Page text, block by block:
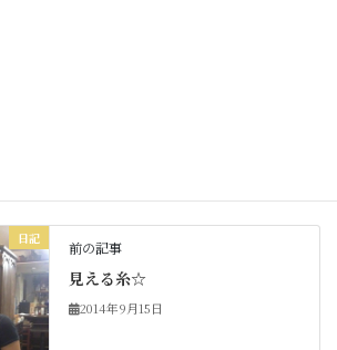
日記
前の記事
見える糸☆
2014年9月15日